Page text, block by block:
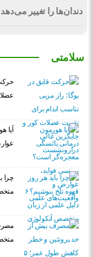
دندان‌ها را تغییر می‌دهد
سلامتی
آیا